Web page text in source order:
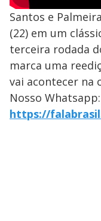
Santos e
(22) em um
terceira rodada
marca uma
vai acontecer na
Nosso Whatsapp:
https://